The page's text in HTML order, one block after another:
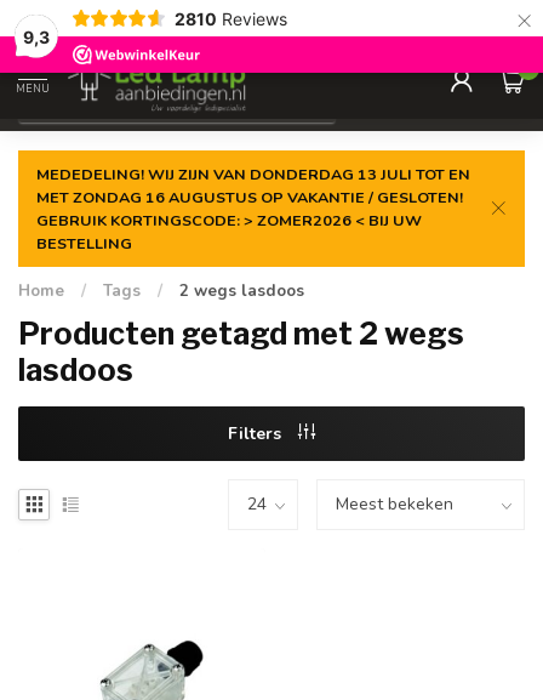
9,3
2810 Reviews ×
Gegarandeerde delaagste prijs
MENU
0
MEDEDELING! WIJ ZIJN VAN DONDERDAG 13 JULI TOT EN
MET ZONDAG 16 AUGUSTUS OP VAKANTIE / GESLOTEN!
GEBRUIK KORTINGSCODE: > ZOMER2026 < BIJ UW
BESTELLING
Home / Tags / 2 wegs lasdoos
Producten getagd met 2 wegs
lasdoos
Filters